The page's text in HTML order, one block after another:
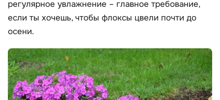
регулярное увлажнение – главное требование,
если ты хочешь, чтобы флоксы цвели почти до
осени.